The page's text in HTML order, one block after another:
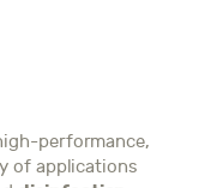
performance,
of applications